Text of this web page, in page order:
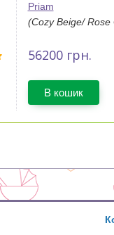
Priam
(Cozy Beige/ Rose
56200грн.
В кошик